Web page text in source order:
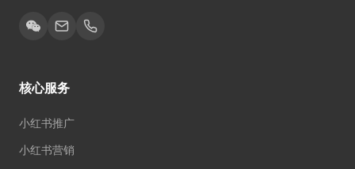
核心服务
小红书推广
小红书营销